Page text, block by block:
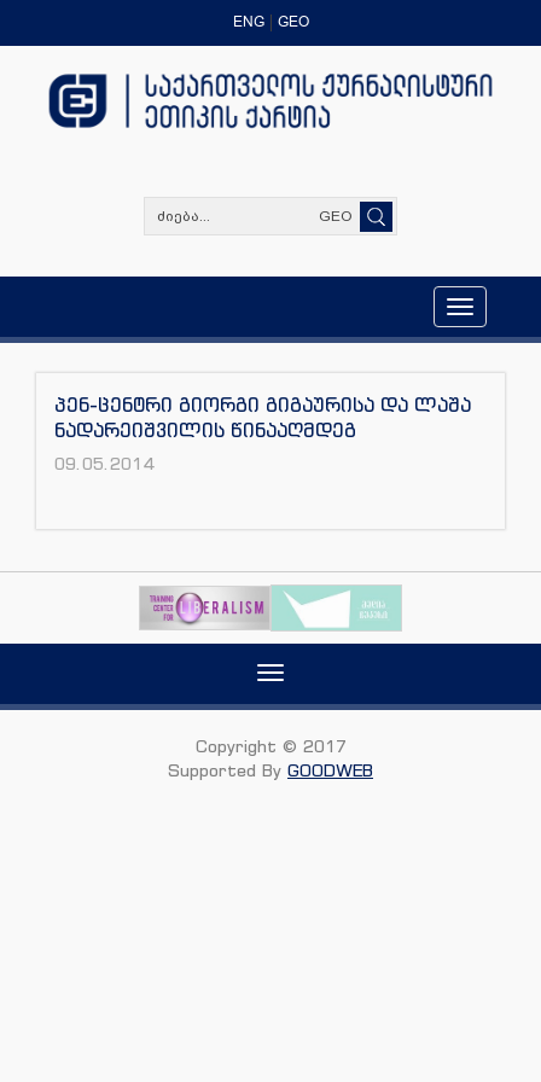
ENG GEO
GEO
Toggle
navigation
პენ-ცენტრი გიორგი გიგაურისა და ლაშა
ნადარეიშვილის წინააღმდეგ
09.05.2014
Toggle
Copyright © 2017
Supported By GOODWEB